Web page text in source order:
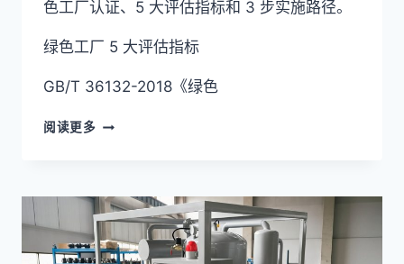
色工厂认证、5 大评估指标和 3 步实施路径。
绿色工厂 5 大评估指标
GB/T 36132-2018《绿色
阅读更多 绿
认
证
实
战:5